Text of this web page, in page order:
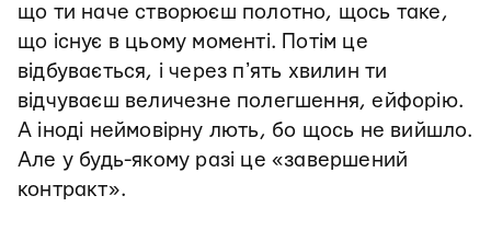
що ти наче створюєш полотно, щось таке,
що існує в цьому моменті. Потім це
відбувається, і через пʼять хвилин ти
відчуваєш величезне полегшення, ейфорію.
А іноді неймовірну лють, бо щось не вийшло.
Але у будь-якому разі це «завершений
контракт».